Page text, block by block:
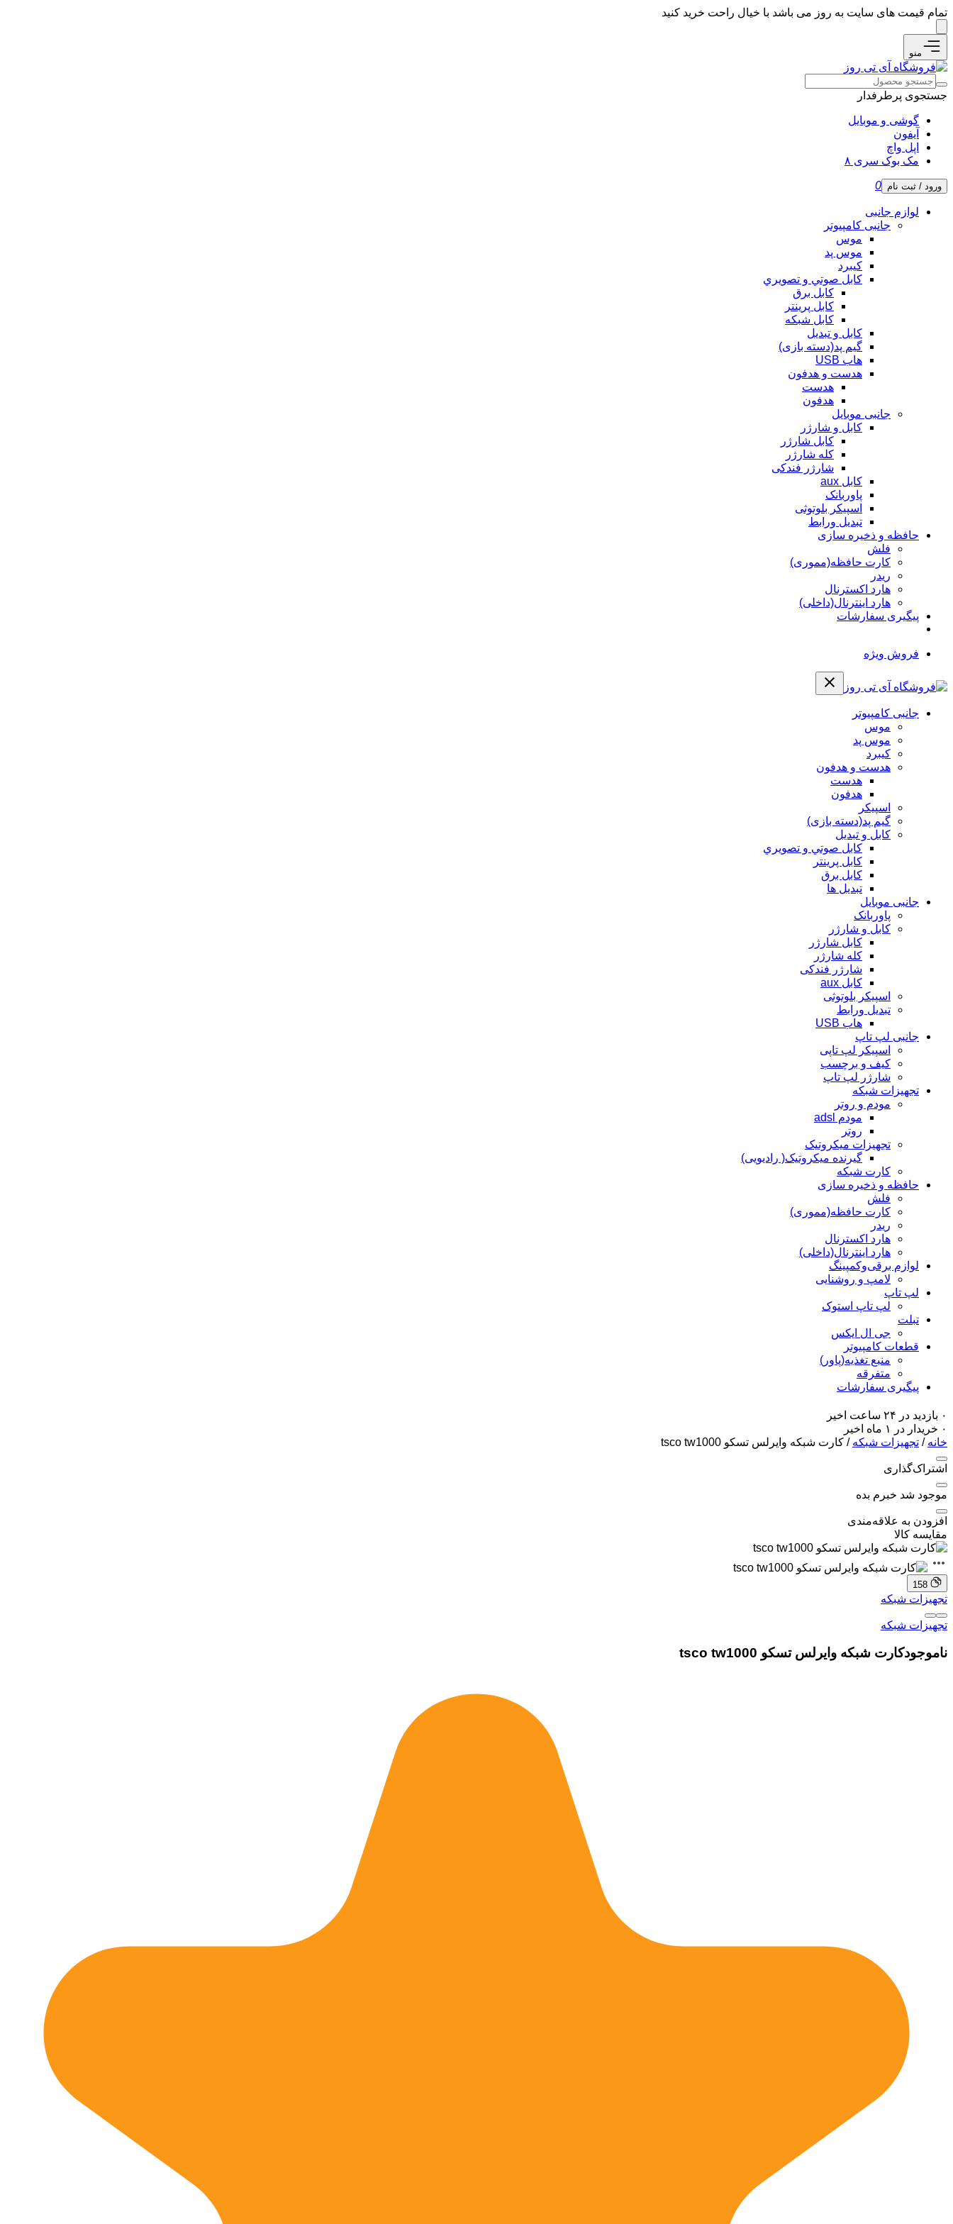
تمام قیمت های سایت به روز می باشد با خیال راحت خرید کنید
منو
جستجوی پرطرفدار
گوشی و موبایل
آیفون
اپل واچ
مک بوک سری ۸
ورود / ثبت نام 0
لوازم جانبی
جانبی کامپیوتر
موس
موس پد
کیبرد
كابل صوتي و تصويري
کابل برق
کابل پرینتر
کابل شبکه
کابل و تبدیل
گیم پد(دسته بازی)
هاب USB
هدست و هدفون
هدست
هدفون
جانبی موبایل
کابل و شارژر
کابل شارژر
کله شارژر
شارژر فندکی
کابل aux
پاوربانک
اسپیکر بلوتوثی
تبدیل ورابط
حافظه و ذخیره سازی
فلش
کارت حافظه(مموری)
ریدر
هارد اکسترنال
هارد اینترنال(داخلی)
پیگیری سفارشات
فروش ویژه
جانبی کامپیوتر
موس
موس پد
کیبرد
هدست و هدفون
هدست
هدفون
اسپیکر
گیم پد(دسته بازی)
کابل و تبدیل
كابل صوتي و تصويري
کابل پرینتر
کابل برق
تبدیل ها
جانبی موبایل
پاوربانک
کابل و شارژر
کابل شارژر
کله شارژر
شارژر فندکی
کابل aux
اسپیکر بلوتوثی
تبدیل ورابط
هاب USB
جانبی لپ تاپ
اسپیکر لپ تاپی
کیف و برچسب
شارژر لپ تاپ
تجهیزات شبکه
مودم و روتر
مودم adsl
روتر
تجهیزات میکروتیک
گیرنده میکروتیک( رادیویی)
کارت شبکه
حافظه و ذخیره سازی
فلش
کارت حافظه(مموری)
ریدر
هارد اکسترنال
هارد اینترنال(داخلی)
لوازم برقی‌وکمپینگ
لامپ و روشنایی
لپ تاپ
لپ تاپ استوک
تبلت
جی ال ایکس
قطعات کامپیوتر
منبع تغذیه(پاور)
متفرقه
پیگیری سفارشات
۰ بازدید در ۲۴ ساعت اخیر
۰ خریدار در ۱ ماه اخیر
خانه / تجهیزات شبکه / کارت شبکه وایرلس تسکو tsco tw1000
اشتراک‌گذاری
موجود شد خبرم بده
افزودن به علاقه‌مندی
مقایسه کالا
158
تجهیزات شبکه
تجهیزات شبکه
ناموجودکارت شبکه وایرلس تسکو tsco tw1000